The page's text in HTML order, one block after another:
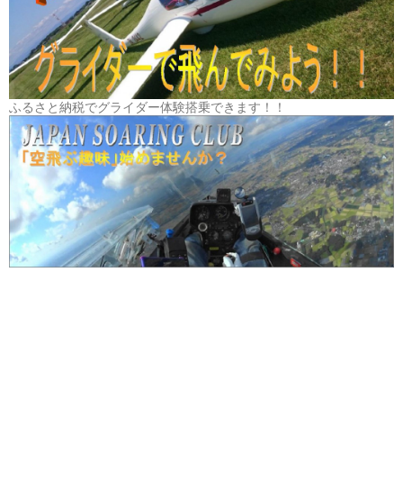
ふるさと納税でグライダー体験搭乗できます！！